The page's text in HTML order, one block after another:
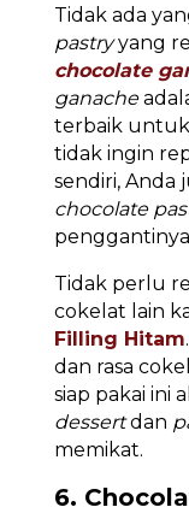
Tidak ada
pastryyang
chocolate
ganache
terbaik untuk
tidak ingin
sendiri, Anda
chocolate
Tidak perlu
cokelat lain
Filling Hitam
dan rasa
siap pakai ini
dessertdan
memikat.
6.